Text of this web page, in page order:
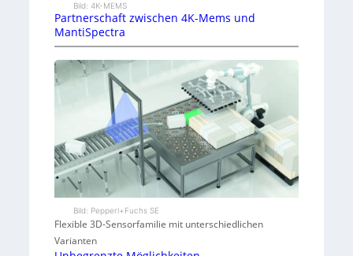
Bild: 4K-MEMS
Partnerschaft zwischen 4K-Mems und
MantiSpectra
Bild: Pepperl+Fuchs SE
Flexible 3D-Sensorfamilie mit unterschiedlichen
Varianten